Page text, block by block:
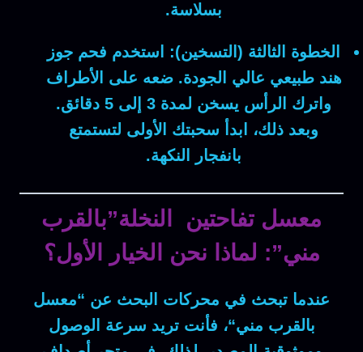
بسلاسة.
الخطوة الثالثة (التسخين): استخدم فحم جوز
هند طبيعي عالي الجودة. ضعه على الأطراف
واترك الرأس يسخن لمدة 3 إلى 5 دقائق.
وبعد ذلك، ابدأ سحبتك الأولى لتستمتع
بانفجار النكهة.
معسل تفاحتين النخلة”بالقرب
مني”: لماذا نحن الخيار الأول؟
عندما تبحث في محركات البحث عن “معسل
بالقرب مني“، فأنت تريد سرعة الوصول